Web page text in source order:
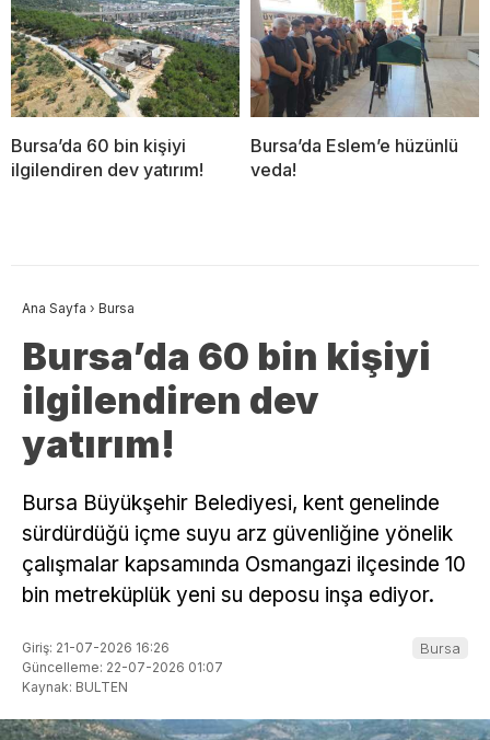
Bursa’da 60 bin kişiyi
ilgilendiren dev yatırım!
Bursa’da Eslem’e hüzünlü
veda!
Ana Sayfa › Bursa
Bursa’da 60 bin kişiyi
ilgilendiren dev
yatırım!
Bursa Büyükşehir Belediyesi, kent genelinde
sürdürdüğü içme suyu arz güvenliğine yönelik
çalışmalar kapsamında Osmangazi ilçesinde 10
bin metreküplük yeni su deposu inşa ediyor.
Giriş: 21-07-2026 16:26
Güncelleme: 22-07-2026 01:07
Kaynak: BULTEN
Bursa